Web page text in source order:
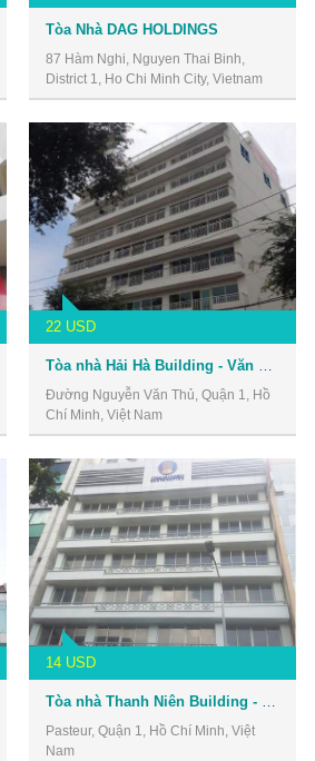
Tòa Nhà DAG HOLDINGS
87 Hàm Nghi, Nguyen Thai Binh,
District 1, Ho Chi Minh City, Vietnam
22 USD
Đường Nguyễn Văn Thủ, Quận 1, Hồ
Chí Minh, Việt Nam
14 USD
Pasteur, Quận 1, Hồ Chí Minh, Việt
Nam